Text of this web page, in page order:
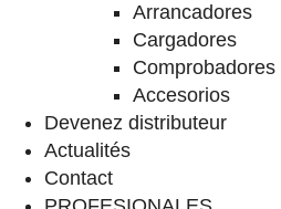
Arrancadores
Cargadores
Comprobadores
Accesorios
Devenez distributeur
Actualités
Contact